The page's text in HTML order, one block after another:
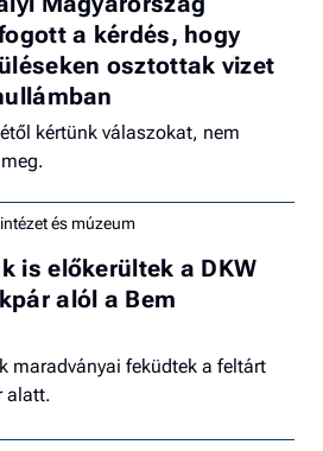
a kérdés, hogy
osztottak vizet
kértünk válaszokat, nem
és múzeum
is előkerültek a DKW
alól a Bem
maradványai feküdtek a feltárt
alatt.